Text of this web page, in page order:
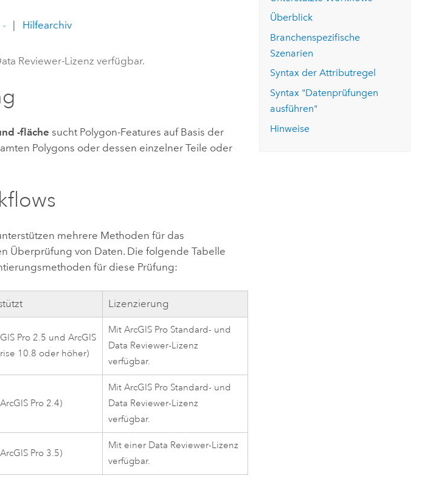
aktivieren Sie eine kostenfreie Testversion.
Den Kurs erkunden
Alle Storys
Die Story lesen
Hilfearchiv
Reviewer-Lizenz verfügbar.
-fläche sucht Polygon-Features auf Basis der
Polygons oder dessen einzelner Teile oder
mehrere Methoden für das
Überprüfung von Daten. Die folgende Tabelle
für diese Prüfung:
Lizenzierung
Pro 2.5 undArcGIS
10.8 oder höher)
MitArcGIS Pro Standard- und
Data Reviewer-Lizenz
verfügbar.
ArcGIS Pro 2.4)
MitArcGIS Pro Standard- und
Data Reviewer-Lizenz
verfügbar.
ArcGIS Pro 3.5)
Mit einer Data Reviewer-Lizenz
verfügbar.
Überblick
Branchenspezifische
Szenarien
Syntax der Attributregel
Syntax "Datenprüfungen
ausführen"
Hinweise